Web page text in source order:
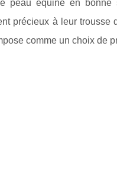
peau équine en
précieux à leur
comme un choix de